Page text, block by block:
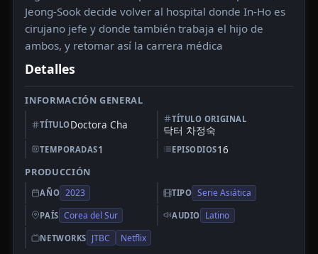
Jeong-Sook decide volver al hospital donde In-Ho es
cirujano jefe y donde también trabaja el hijo de
ambos, y retomar así la carrera médica
Detalles
INFORMACIÓN GENERAL
TÍTULODoctora Cha TÍTULO ORIGINAL
닥터 차정숙
TEMPORADAS1 EPISODIOS16
PRODUCCIÓN
AÑO 2023 TIPO Serie Asiática
PAÍS Corea del Sur AUDIO Latino
NETWORKS JTBC Netflix